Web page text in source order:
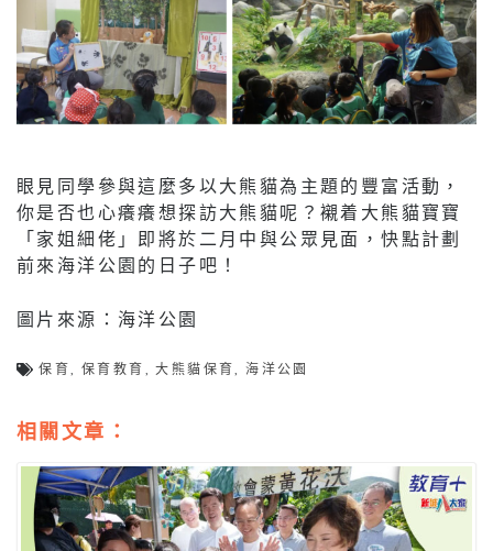
眼見同學參與這麼多以大熊貓為主題的豐富活動，
你是否也心癢癢想探訪大熊貓呢？襯着大熊貓寶寶
「家姐細佬」即將於二月中與公眾見面，快點計劃
前來海洋公園的日子吧！
圖片來源：海洋公園
保育,保育教育 ,大熊貓保育,海洋公園
相關文章：